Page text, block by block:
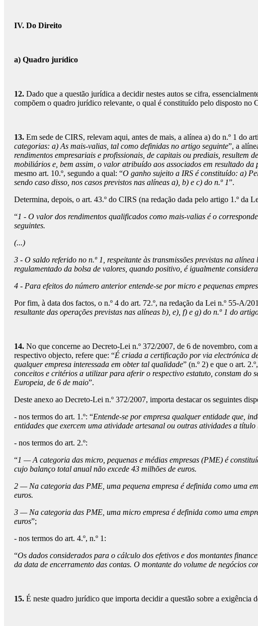
IV. Do Direito
a) Quadro jurídico
12. Dado que a questão jurídica a decidir nestes autos se cifra,
compõem o quadro jurídico relevante, o qual é constituído pelo disposto
13. Em sede de CIRS, relevam aqui, antes de mais, a alínea a) do n.º 1 do
categorias: a) As mais-valias, tal como definidas no artigo seguinte”, a
rendimentos empresariais e profissionais, de capitais ou prediais, resultem
mobiliários e, bem assim, o valor atribuído aos associados em resultado
mesmo art. 10.º, segundo a qual: “O ganho sujeito a IRS é constituído: a)
sendo caso disso, nos casos previstos nas alíneas a), b) e c) do n.º 1”.
Determina, depois, o art. 43.º do CIRS (na redação dada pelo artigo 1.º da
“1 - O valor dos rendimentos qualificados como mais-valias é o
seguintes.
(...)
3 - O saldo referido no n.º 1, respeitante às transmissões previstas na
regulamentado da bolsa de valores, quando positivo, é igualmente
4 - Para efeitos do número anterior entende-se por micro e pequenas
Por fim, à data dos factos, o n.º 4 do art. 72.º, na redação da Lei n.º 55-A/
resultante das operações previstas nas alíneas b), e), f) e g) do n.º 1 do
14. No que concerne ao Decreto-Lei n.º 372/2007, de 6 de novembro, com
respectivo objecto, refere que: “É criada a certificação por via electrónica
qualquer empresa interessada em obter tal qualidade” (n.º 2) e que o art.
conceitos e critérios a utilizar para aferir o respectivo estatuto, constam do
Europeia, de 6 de maio”.
Deste anexo ao Decreto-Lei n.º 372/2007, importa destacar os seguintes
- nos termos do art. 1.º: “Entende-se por empresa qualquer entidade que,
entidades que exercem uma atividade artesanal ou outras atividades a
- nos termos do art. 2.º:
“1 — A categoria das micro, pequenas e médias empresas (PME) é
cujo balanço total anual não excede 43 milhões de euros.
2 — Na categoria das PME, uma pequena empresa é definida como uma
euros.
3 — Na categoria das PME, uma micro empresa é definida como uma
euros”;
- nos termos do art. 4.º, n.º 1:
“Os dados considerados para o cálculo dos efetivos e dos montantes
da data de encerramento das contas. O montante do volume de negócios
15. É neste quadro jurídico que importa decidir a questão sobre a exigência